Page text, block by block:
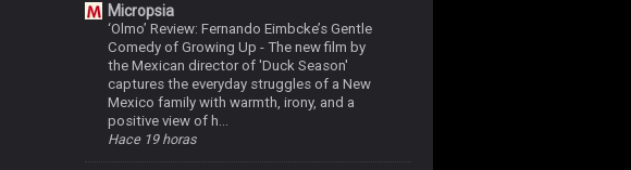
Micropsia
‘Olmo’ Review: Fernando Eimbcke’s Gentle
Comedy of Growing Up - The new film by
the Mexican director of 'Duck Season'
captures the everyday struggles of a New
Mexico family with warmth, irony, and a
positive view of h...
Hace 19 horas